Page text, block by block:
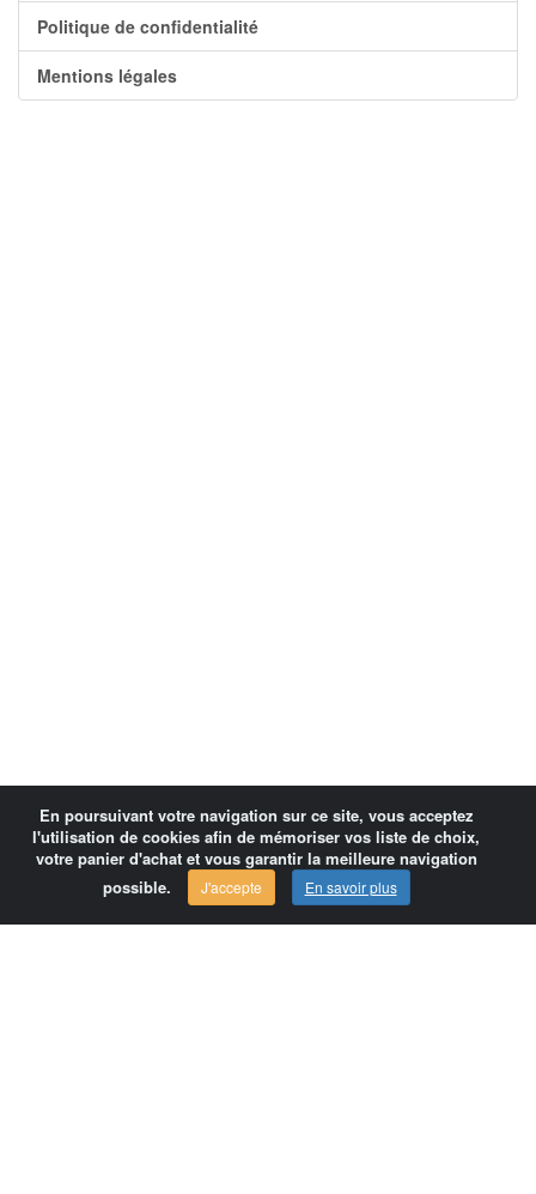
Politique de confidentialité
Mentions légales
En poursuivant votre navigation sur ce site, vous acceptez
l'utilisation de cookies afin de mémoriser vos liste de choix,
votre panier d'achat et vous garantir la meilleure navigation
possible.
J'accepte En savoir plus